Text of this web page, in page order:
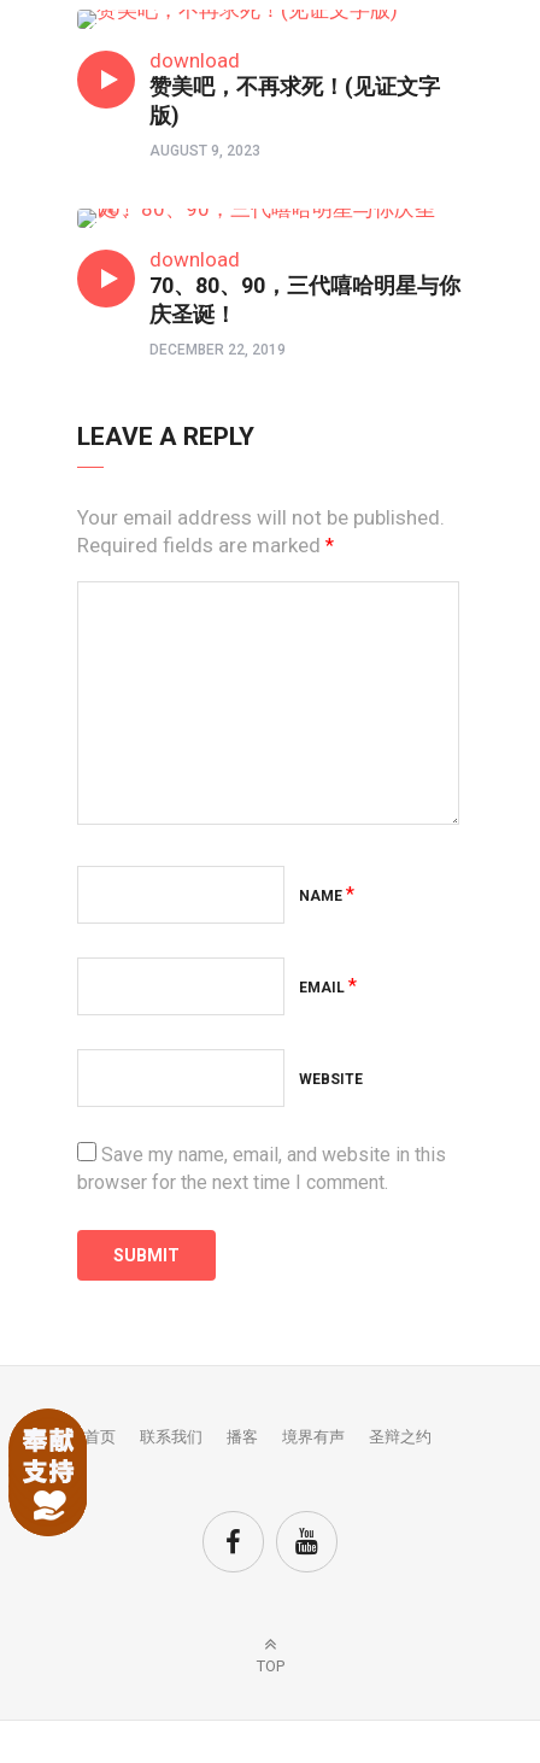
download
赞美吧，不再求死！(见证文字
版)
AUGUST 9, 2023
download
70、80、90，三代嘻哈明星与你
庆圣诞！
DECEMBER 22, 2019
LEAVE A REPLY
Your email address will not be published.
Required fields are marked *
NAME *
EMAIL *
WEBSITE
Save my name, email, and website in this
browser for the next time I comment.
首页 联系我们 播客 境界有声 圣辩之约
TOP